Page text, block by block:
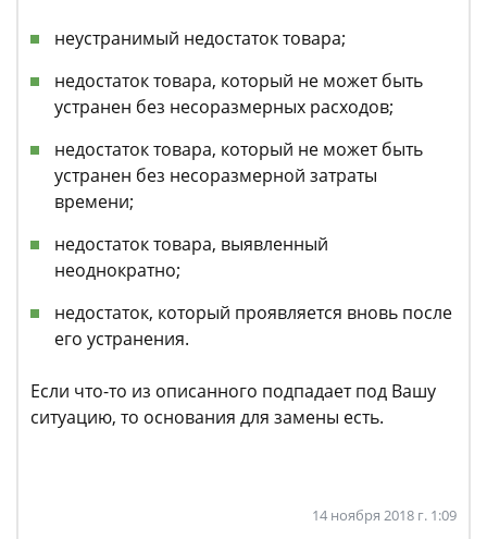
неустранимый недостаток товара;
недостаток товара, который не может быть
устранен без несоразмерных расходов;
недостаток товара, который не может быть
устранен без несоразмерной затраты
времени;
недостаток товара, выявленный
неоднократно;
недостаток, который проявляется вновь после
его устранения.
Если что-то из описанного подпадает под Вашу
ситуацию, то основания для замены есть.
14 ноября 2018 г. 1:09